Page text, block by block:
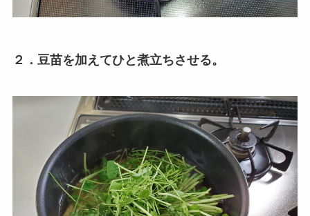
２．豆苗を加えてひと煮立ちさせる。